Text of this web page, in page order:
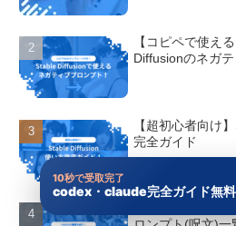
【コピペで使え
Diffusionのネガ
【超初心者向け
完全ガイド
【全1500種類】
10秒で受取完了
codex・claude完全ガイド無